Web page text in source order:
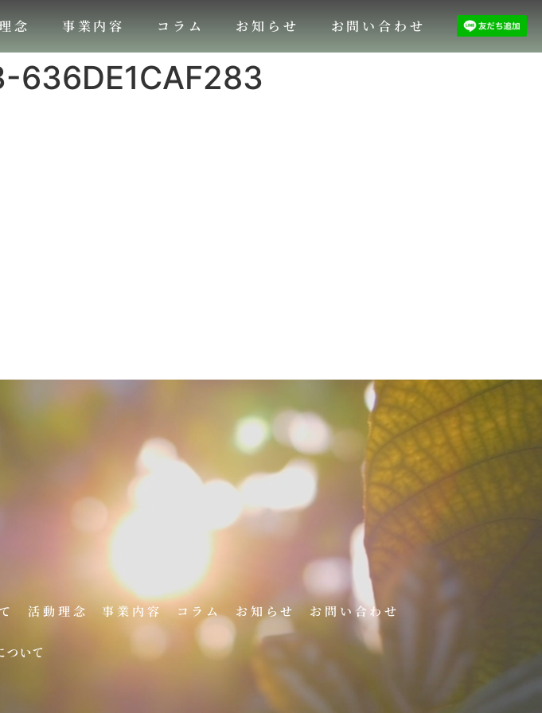
念 事業内容 コラム お知らせ お問い合わせ
活動理念 事業内容 コラム お知らせ お問い合わせ
ついて